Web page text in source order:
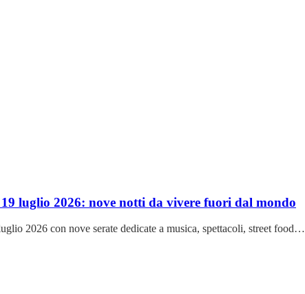
luglio 2026: nove notti da vivere fuori dal mondo
2026 con nove serate dedicate a musica, spettacoli, street food…